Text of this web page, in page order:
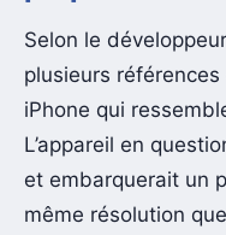
Selon le
plusieurs
iPhone qui
L’appareil en
et embarquerait un
même résolution